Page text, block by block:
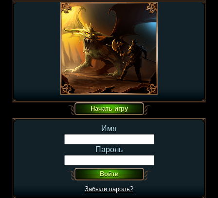
Имя
Пароль
Забыли пароль?